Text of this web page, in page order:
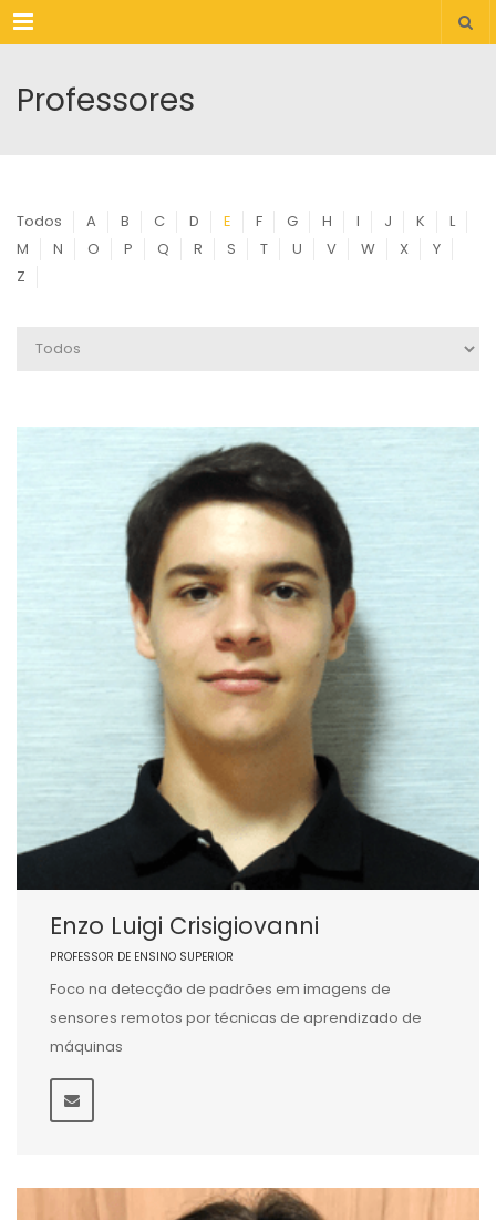
Menu
Professores
Todos A B C D E F G H I J K
L
M
N O P Q R S T U V W X
Y
Z
Enzo Luigi Crisigiovanni
PROFESSOR DE ENSINO SUPERIOR
Foco na detecção de padrões em imagens de
sensores remotos por técnicas de aprendizado de
máquinas